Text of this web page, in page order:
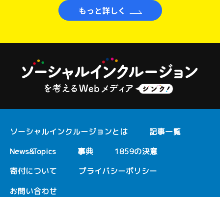
もっと詳しく
ソーシャルインクルージョンとは
記事一覧
News&Topics
事典
1859の決意
寄付について
プライバシーポリシー
お問い合わせ